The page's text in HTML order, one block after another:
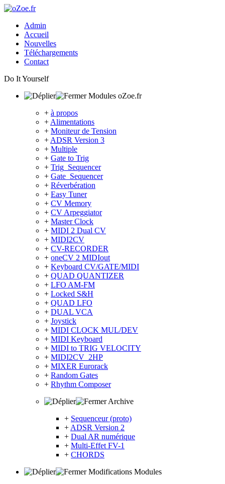
Admin
Accueil
Nouvelles
Téléchargements
Contact
Do It Yourself
Modules oZoe.fr
+ à propos
+ Alimentations
+ Moniteur de Tension
+ ADSR Version 3
+ Multiple
+ Gate to Trig
+ Trig_Sequencer
+ Gate_Sequencer
+ Réverbération
+ Easy Tuner
+ CV Memory
+ CV Arpeggiator
+ Master Clock
+ MIDI 2 Dual CV
+ MIDI2CV
+ CV-RECORDER
+ oneCV 2 MIDIout
+ Keyboard CV/GATE/MIDI
+ QUAD QUANTIZER
+ LFO AM-FM
+ Locked S&H
+ QUAD LFO
+ DUAL VCA
+ Joystick
+ MIDI CLOCK MUL/DEV
+ MIDI Keyboard
+ MIDI to TRIG VELOCITY
+ MIDI2CV_2HP
+ MIXER Eurorack
+ Random Gates
+ Rhythm Composer
Archive
+ Sequenceur (proto)
+ ADSR Version 2
+ Dual AR numérique
+ Multi-Effet FV-1
+ CHORDS
Modifications Modules